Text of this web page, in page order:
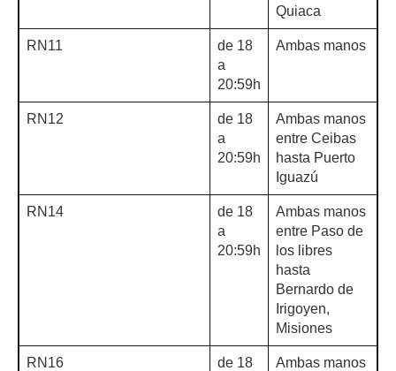
Quiaca
RN11
de 18
a
20:59h
Ambas manos
RN12
de 18
a
20:59h
Ambas manos
entre Ceibas
hasta Puerto
Iguazú
RN14
de 18
a
20:59h
Ambas manos
entre Paso de
los libres
hasta
Bernardo de
Irigoyen,
Misiones
RN16
de 18
Ambas manos